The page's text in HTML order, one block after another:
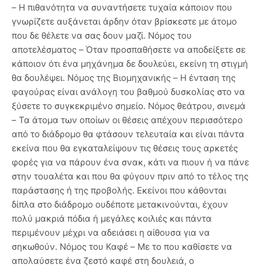
– Η πιθανότητα να συναντήσετε τυχαία κάποιον που
γνωρίζετε αυξάνεται άρδην όταν βρίσκεστε με άτομο
που δε θέλετε να σας δουν μαζί. Νόμος του
αποτελέσματος – Όταν προσπαθήσετε να αποδείξετε σε
κάποιον ότι ένα μηχάνημα δε δουλεύει, εκείνη τη στιγμή
θα δουλέψει. Νόμος της Βιομηχανικής – Η ένταση της
φαγούρας είναι ανάλογη του βαθμού δυσκολίας στο να
ξύσετε το συγκεκριμένο σημείο. Νόμος θεάτρου, σινεμά
– Τα άτομα των οποίων οι θέσεις απέχουν περισσότερο
από το διάδρομο θα φτάσουν τελευταία και είναι πάντα
εκείνα που θα εγκαταλείψουν τις θέσεις τους αρκετές
φορές για να πάρουν ένα σνακ, κάτι να πιουν ή να πάνε
στην τουαλέτα και που θα φύγουν πριν από το τέλος της
παράστασης ή της προβολής. Εκείνοι που κάθονται
δίπλα στο διάδρομο ουδέποτε μετακινούνται, έχουν
πολύ μακριά πόδια ή μεγάλες κοιλιές και πάντα
περιμένουν μέχρι να αδειάσει η αίθουσα για να
σηκωθούν. Νόμος του Καφέ – Με το που καθίσετε να
απολαύσετε ένα ζεστό καφέ στη δουλειά, ο